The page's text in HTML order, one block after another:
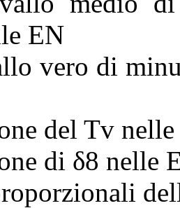
EN
vero di
del Tv
di δ8 nelle